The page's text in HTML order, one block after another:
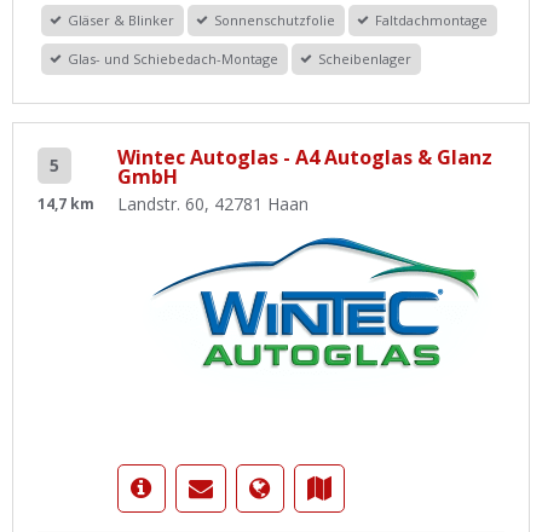
Gläser & Blinker Sonnenschutzfolie Faltdachmontage
Glas- und Schiebedach-Montage Scheibenlager
5
14,7 km
Wintec Autoglas - A4 Autoglas & Glanz
GmbH
Landstr. 60, 42781 Haan